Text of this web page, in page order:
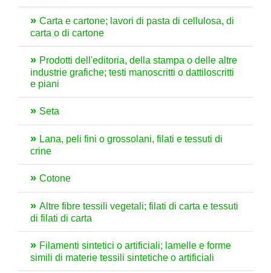
Carta e cartone; lavori di pasta di cellulosa, di
carta o di cartone
Prodotti dell'editoria, della stampa o delle altre
industrie grafiche; testi manoscritti o dattiloscritti
e piani
Seta
Lana, peli fini o grossolani, filati e tessuti di
crine
Cotone
Altre fibre tessili vegetali; filati di carta e tessuti
di filati di carta
Filamenti sintetici o artificiali; lamelle e forme
simili di materie tessili sintetiche o artificiali